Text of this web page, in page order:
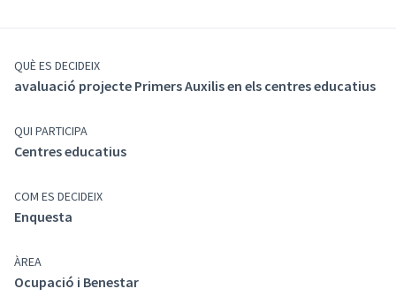
QUÈ ES DECIDEIX
avaluació projecte Primers Auxilis en els centres educatius
QUI PARTICIPA
Centres educatius
COM ES DECIDEIX
Enquesta
ÀREA
Ocupació i Benestar